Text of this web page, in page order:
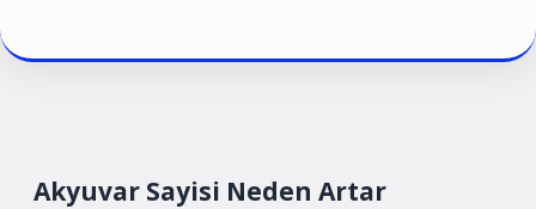
Akyuvar Sayisi Neden Artar